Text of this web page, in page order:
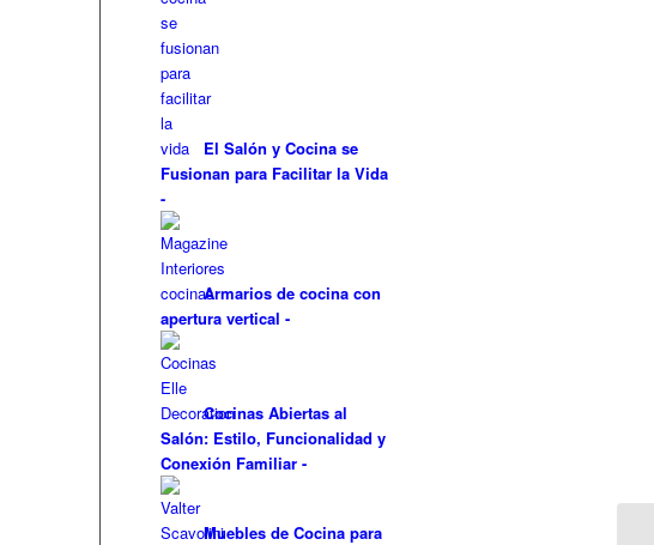
El Salón y Cocina se
Fusionan para Facilitar la Vida
-
Armarios de cocina con
apertura vertical -
Cocinas Abiertas al
Salón: Estilo, Funcionalidad y
Conexión Familiar -
Muebles de Cocina para